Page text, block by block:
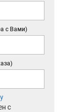
с Вами)
с